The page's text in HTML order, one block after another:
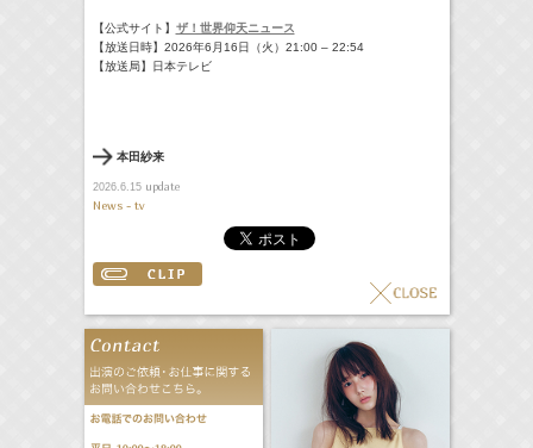
【公式サイト】 ザ！世界仰天ニュース
【放送日時】2026年6月16日（火）21:00 – 22:54
【放送局】日本テレビ
本田紗来
2026.6.15update
News - tv